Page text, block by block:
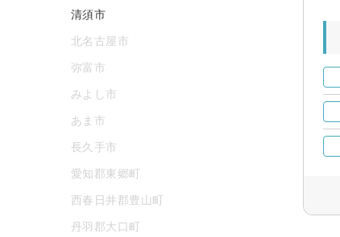
清須市
北名古屋市
弥富市
みよし市
あま市
長久手市
愛知郡東郷町
西春日井郡豊山町
丹羽郡大口町